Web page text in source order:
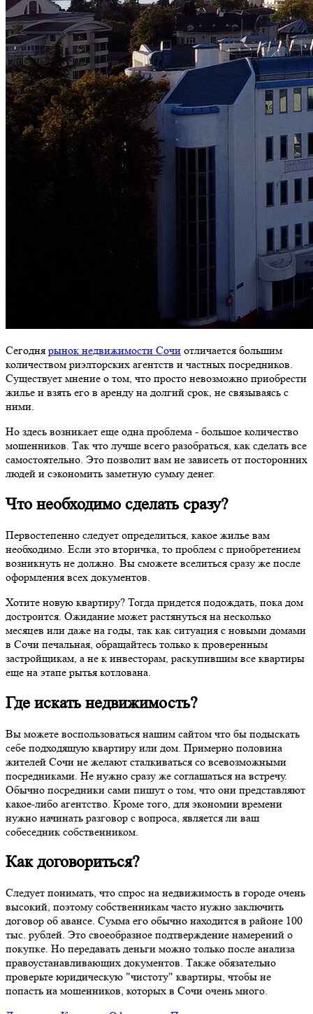
Сегодня рынок недвижимости Сочи отличается большим
количеством риэлторских агентств и частных посредников.
Существует мнение о том, что просто невозможно приобрести
жилье и взять его в аренду на долгий срок, не связываясь с
ними.
Но здесь возникает еще одна проблема - большое количество
мошенников. Так что лучше всего разобраться, как сделать все
самостоятельно. Это позволит вам не зависеть от посторонних
людей и сэкономить заметную сумму денег.
Что необходимо сделать сразу?
Первостепенно следует определиться, какое жилье вам
необходимо. Если это вторичка, то проблем с приобретением
возникнуть не должно. Вы сможете вселиться сразу же после
оформления всех документов.
Хотите новую квартиру? Тогда придется подождать, пока дом
достроится. Ожидание может растянуться на несколько
месяцев или даже на годы, так как ситуация с новыми домами
в Сочи печальная, обращайтесь только к проверенным
застройщикам, а не к инвесторам, раскупившим все квартиры
еще на этапе рытья котлована.
Где искать недвижимость?
Вы можете воспользоваться нашим сайтом что бы подыскать
себе подходящую квартиру или дом. Примерно половина
жителей Сочи не желают сталкиваться со всевозможными
посредниками. Не нужно сразу же соглашаться на встречу.
Обычно посредники сами пишут о том, что они представляют
какое-либо агентство. Кроме того, для экономии времени
нужно начинать разговор с вопроса, является ли ваш
собеседник собственником.
Как договориться?
Следует понимать, что спрос на недвижимость в городе очень
высокий, поэтому собственникам часто нужно заключить
договор об авансе. Сумма его обычно находится в районе 100
тыс. рублей. Это своеобразное подтверждение намерений о
покупке. Но передавать деньги можно только после анализа
правоустанавливающих документов. Также обязательно
проверьте юридическую "чистоту" квартиры, чтобы не
попасть на мошенников, которых в Сочи очень много.